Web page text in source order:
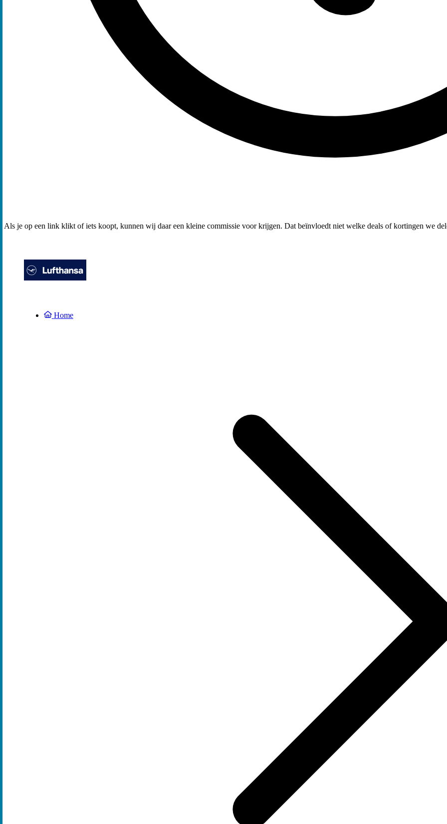
Als je op een link klikt of iets koopt, kunnen wij daar een kleine commissie voor krijgen. Dat beïnvloedt niet welke deals of kortingen we
Home